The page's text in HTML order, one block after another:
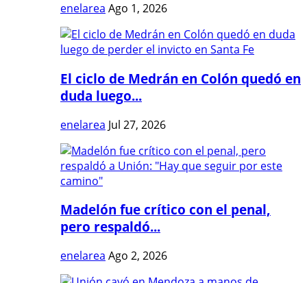
enelarea Ago 1, 2026
El ciclo de Medrán en Colón quedó en
duda luego...
enelarea Jul 27, 2026
Madelón fue crítico con el penal,
pero respaldó...
enelarea Ago 2, 2026